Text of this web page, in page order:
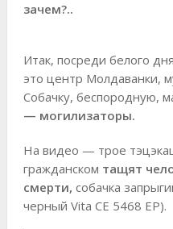
зачем?..
Итак, посреди белого
это центр Молдаванки,
Собачку, беспородную,
— могилизаторы.
На видео — трое
гражданском тащят
смерти, собачка
черный Vita CE 5468 ЕР).